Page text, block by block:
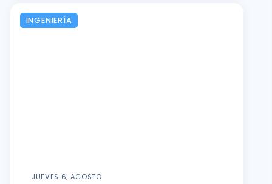
INGENIERÍA
JUEVES 6, AGOSTO